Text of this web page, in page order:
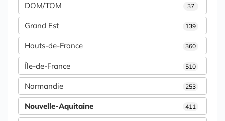
DOM/TOM 37
Grand Est 139
Hauts-de-France 360
Île-de-France 510
Normandie 253
Nouvelle-Aquitaine 411